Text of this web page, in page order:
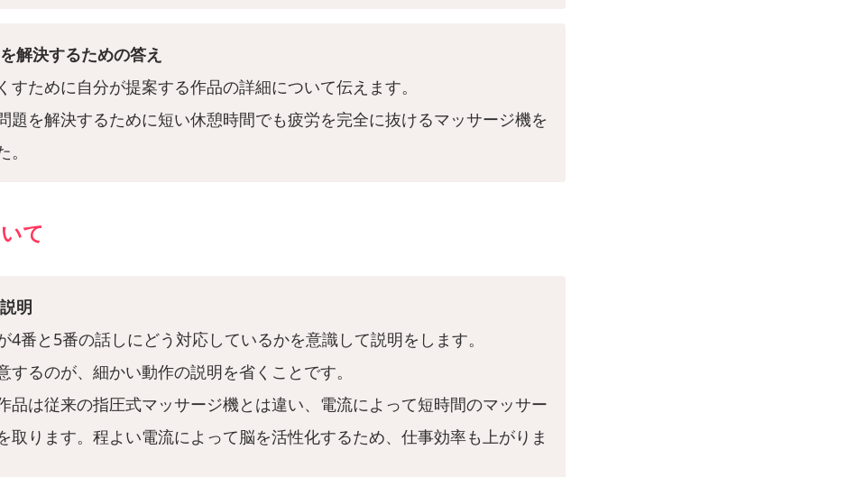
解決するための答え
すために自分が提案する作品の詳細について伝えます。
題を解決するために短い休憩時間でも疲労を完全に抜けるマッサージ機を
て
明
4番と5番の話しにどう対応しているかを意識して説明をします。
するのが、細かい動作の説明を省くことです。
品は従来の指圧式マッサージ機とは違い、電流によって短時間のマッサー
取ります。程よい電流によって脳を活性化するため、仕事効率も上がりま